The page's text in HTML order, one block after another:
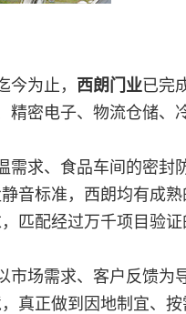
为止， 西朗门业已完
精密电子、物流仓储、
需求、食品车间的密封
音标准，西朗均有成
匹配经过万千项目验
场需求、客户反馈为
真正做到因地制宜、按